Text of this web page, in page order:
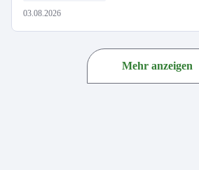
03.08.2026
Mehr anzeigen